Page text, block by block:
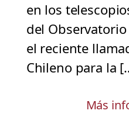
en los
del
el reciente
Chileno para la
Más